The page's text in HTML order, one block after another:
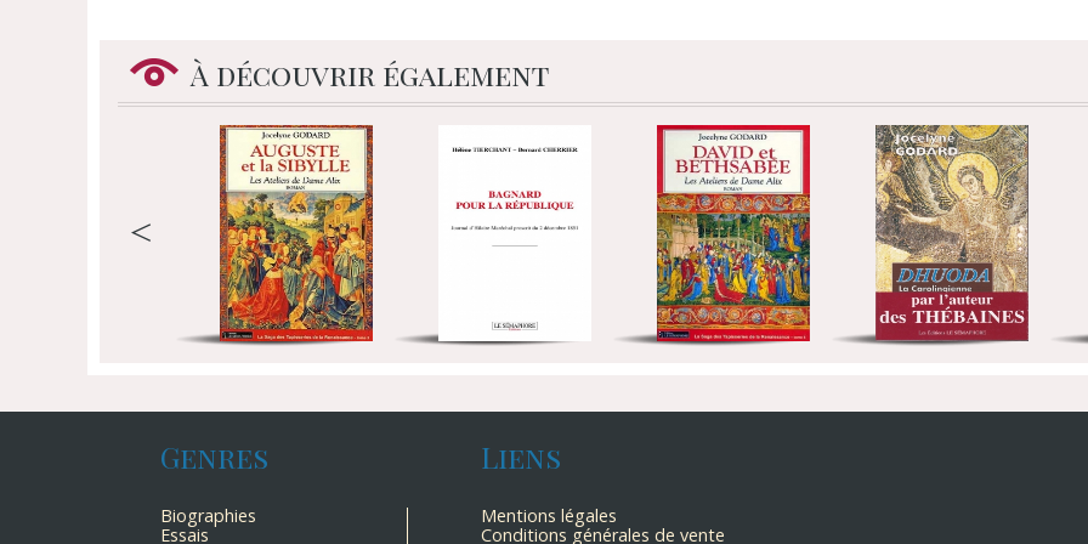
À découvrir également
<
Genres
Biographies
Essais
Liens
Mentions légales
Conditions générales de vente